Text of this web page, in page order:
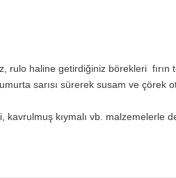
rulo haline getirdiğiniz börekleri fırın
sarısı sürerek susam ve çörek
kavrulmuş kıymalı vb. malzemelerle